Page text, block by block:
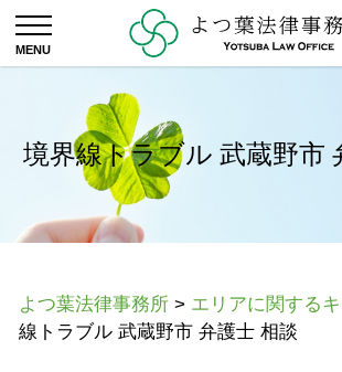
境界線トラブル 武蔵野市
よつ葉法律事務所 > エリアに関する
線トラブル 武蔵野市 弁護士 相談